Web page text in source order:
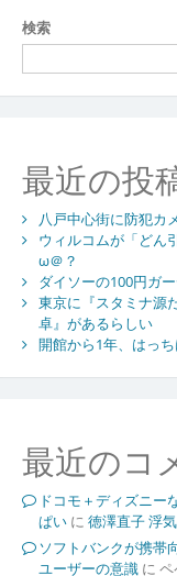
検索
最近の投
八戸中心街に防犯カ
ウィルコムが「どん
ω＠？
ダイソーの100円ガ
東京に『スタミナ源
卓』があるらしい
開館から1年、はっ
最近のコ
ドコモ＋ディズニ
ぱいに 徳澤直子 浮
ソフトバンクが携帯
ユーザーの意識に ペ